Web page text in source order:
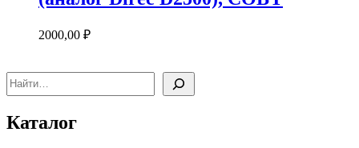
2000,00 ₽
Поиск
Каталог